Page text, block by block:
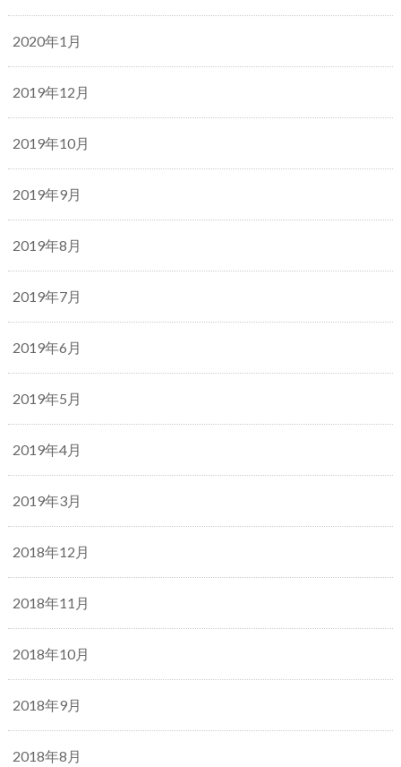
2020年1月
2019年12月
2019年10月
2019年9月
2019年8月
2019年7月
2019年6月
2019年5月
2019年4月
2019年3月
2018年12月
2018年11月
2018年10月
2018年9月
2018年8月